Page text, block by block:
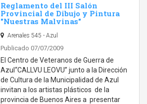
Reglamento del III Salón
Provincial de Dibujo y Pintura
"Nuestras Malvinas"
Arenales 545 - Azul
Publicado 07/07/2009
El Centro de Veteranos de Guerra de
Azul“CALLVU LEOVU” junto a la Dirección
de Cultura de la Municipalidad de Azul
invitan a los artistas plásticos de la
provincia de Buenos Aires a presentar